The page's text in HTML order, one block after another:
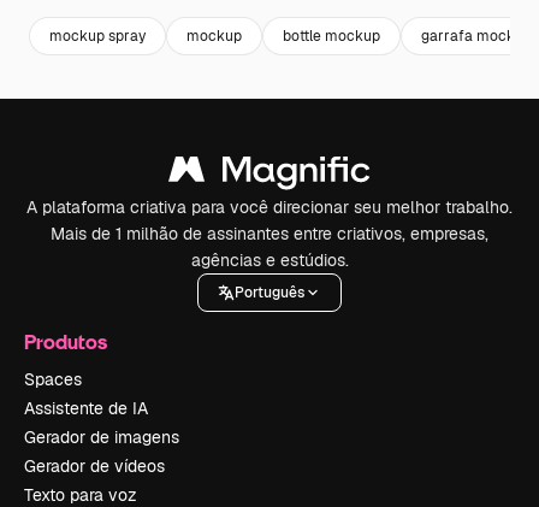
mockup spray mockup bottle mockup garrafa mockup
A plataforma criativa para você direcionar seu melhor trabalho.
Mais de 1 milhão de assinantes entre criativos, empresas,
agências e estúdios.
Português
Produtos
Spaces
Assistente de IA
Gerador de imagens
Gerador de vídeos
Texto para voz